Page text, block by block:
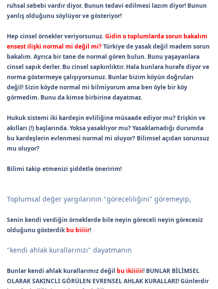
ruhsal sebebi vardır diyor. Bunun tedavi edilmesi lazım diyor! Bunun
yanlış olduğunu söylüyor ve gösteriyor!
Hep cinsel örnekler veriyorsunuz.Gidin o toplumlarda sorun bakalım
ensest ilişki normal mi değil mi?Türkiye de yasak değil madem sorun
bakalım. Ayrıca bir tane de normal gören bulun. Bunu yaşayanlara
cinsel sapık derler. Bu cinsel sapkınlıktır. Hala bunlara hurafe diyor ve
norma göstermeye çalışıyorsunuz. Bunlar bizim köyün doğruları
değil! Sizin köyde normal mi bilmiyorum ama ben öyle bir köy
görmedim. Bunu da kimse birbirine dayatmaz.
Hukuk sistemi iki kardeşin evliliğine müsaade ediyor mu? Erişkin ve
akılları (!) başlarında. Yoksa yasaklıyor mu? Yasaklamadığı durumda
bu kardeşlerin evlenmesi normal mi oluyor? Bilimsel açıdan sorunsuz
mu oluyor?
Bilimi takip etmenizi şiddetle öneririm!
Toplumsal değer yargılarının "göreceliliğini" göremeyip,
Senin kendi verdiğin örneklerde bile neyin göreceli neyin görecesiz
olduğunu gösterdikbu biiiir!
"kendi ahlak kurallarınızı" dayatmanın
Bunlar kendi ahlak kurallarımız değil bu ikiiiiii! BUNLAR BİLİMSEL
OLARAK SAKINCLI GÖRÜLEN EVRENSEL AHLAK KURALLARI! Günlerdir